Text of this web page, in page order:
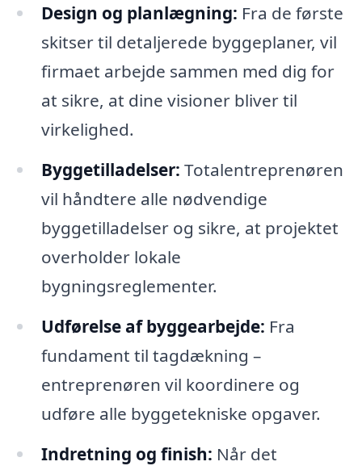
Design og planlægning: Fra de første
skitser til detaljerede byggeplaner, vil
firmaet arbejde sammen med dig for
at sikre, at dine visioner bliver til
virkelighed.
Byggetilladelser: Totalentreprenøren
vil håndtere alle nødvendige
byggetilladelser og sikre, at projektet
overholder lokale
bygningsreglementer.
Udførelse af byggearbejde: Fra
fundament til tagdækning –
entreprenøren vil koordinere og
udføre alle byggetekniske opgaver.
Indretning og finish: Når det